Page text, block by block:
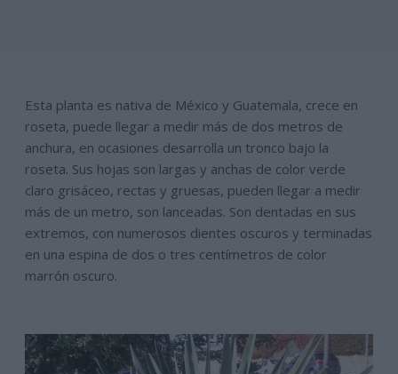
Esta planta es nativa de México y Guatemala, crece en
roseta, puede llegar a medir más de dos metros de
anchura, en ocasiones desarrolla un tronco bajo la
roseta. Sus hojas son largas y anchas de color verde
claro grisáceo, rectas y gruesas, pueden llegar a medir
más de un metro, son lanceadas. Son dentadas en sus
extremos, con numerosos dientes oscuros y terminadas
en una espina de dos o tres centímetros de color
marrón oscuro.